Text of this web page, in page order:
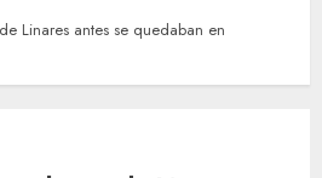
Linares antes se quedaban en